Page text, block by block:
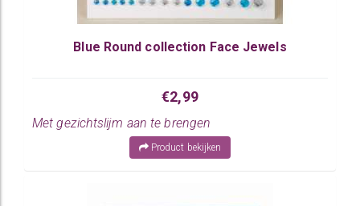
Blue Round collection Face Jewels
€2,99
Met gezichtslijm aan te brengen
Product bekijken